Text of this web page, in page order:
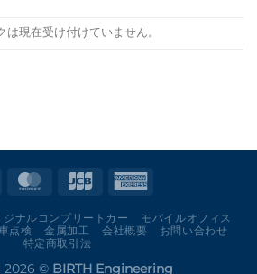
現在受け付けていません。
ジナルコンプリートカー
モバイルオフィス
点検 金属加工 会社概要
お問い合わせ
特定商取引法
2026 © BIRTH Engineering